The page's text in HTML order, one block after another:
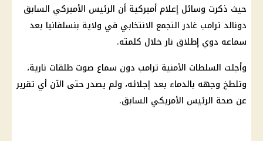
حيث ذكرت وسائل إعلام أميركية أن الرئيس الأميركي السابق
دونالد ترامب غادر التجمع الانتخابي في ولاية بنسلفانيا بعد
سماعه دوي إطلاق نار خلال كلمته.
وأجلت السلطات الأمنية ترامب دون سماع صوت طلقات نارية،
وتلطخ وجهه بالدماء بعد إجلائه، ولم يصدر حتى الآن أي تقرير
عن صحة الرئيس الأمريكي السابق.